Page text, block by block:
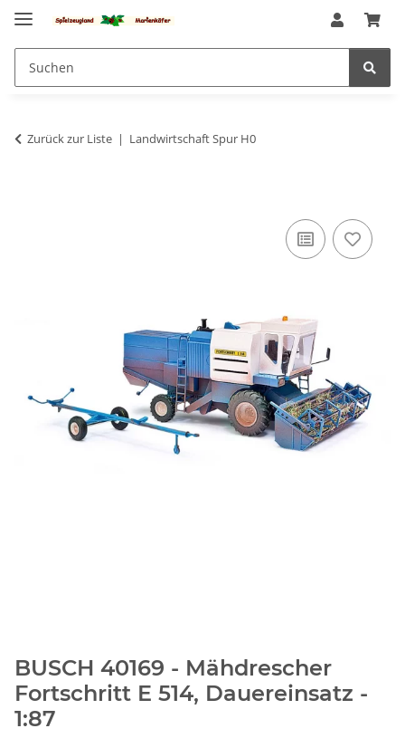
Zurück zur Liste Landwirtschaft Spur H0
BUSCH 40169 - Mähdrescher
Fortschritt E 514, Dauereinsatz -
1:87